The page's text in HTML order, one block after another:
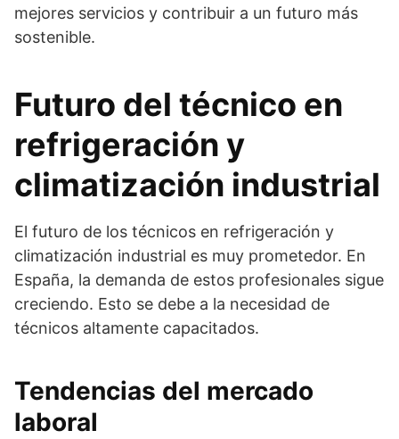
mejores servicios y contribuir a un futuro más
sostenible.
Futuro del técnico en
refrigeración y
climatización industrial
El futuro de los técnicos en refrigeración y
climatización industrial es muy prometedor. En
España, la demanda de estos profesionales sigue
creciendo. Esto se debe a la necesidad de
técnicos altamente capacitados.
Tendencias del mercado
laboral